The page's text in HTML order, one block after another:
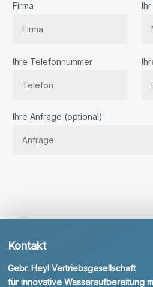
Firma Ihr
Ihre Telefonnummer
Ihre Anfrage (optional)
Kontakt
Gebr. Heyl Vertriebsgesellschaft
für innovative Wasseraufbereitung